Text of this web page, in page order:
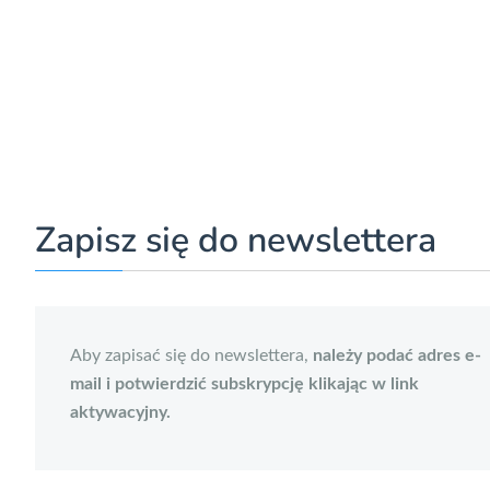
Zapisz się do newslettera
Aby zapisać się do newslettera, należy podać adres e-
mail i potwierdzić subskrypcję klikając w link
aktywacyjny.